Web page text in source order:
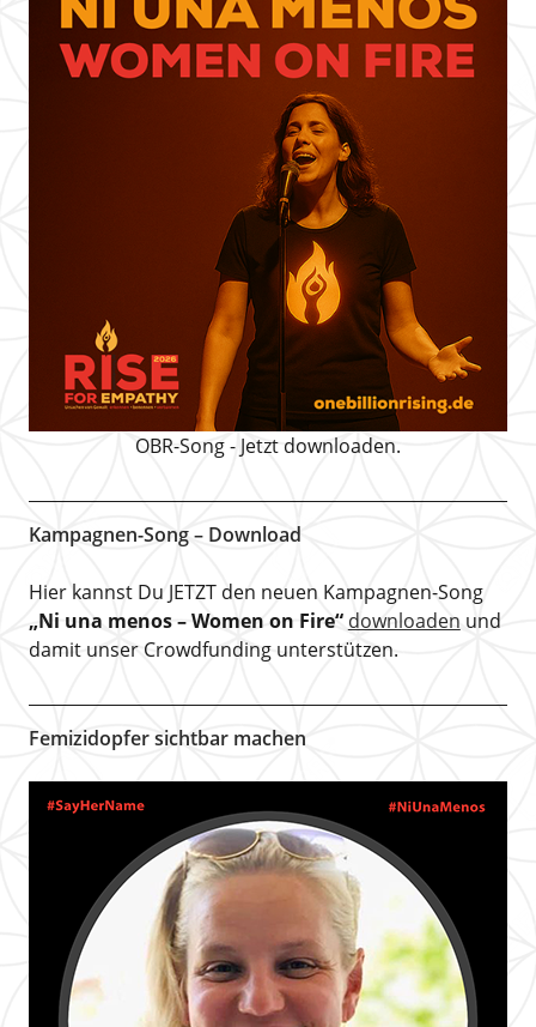
OBR-Song - Jetzt downloaden.
Kampagnen-Song – Download
Hier kannst Du JETZT den neuen Kampagnen-Song
„Ni una menos – Women on Fire“ downloaden und
damit unser Crowdfunding unterstützen.
Femizidopfer sichtbar machen